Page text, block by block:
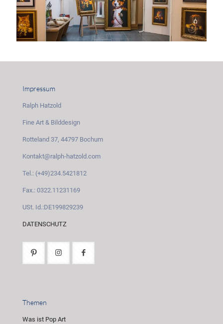
Impressum
Ralph Hatzold
Fine Art & Bilddesign
Rotteland 37, 44797 Bochum
Kontakt@ralph-hatzold.com
Tel.: (+49)234.5421812
Fax.: 0322.11231169
USt. Id.:DE199829239
DATENSCHUTZ
Themen
Was ist Pop Art